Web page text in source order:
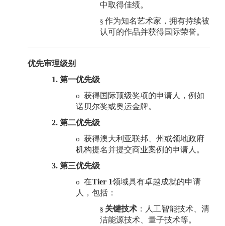
中取得佳绩。
§ 作为知名艺术家，拥有持续被
认可的作品并获得国际荣誉。
优先审理级别
1. 第一优先级
o 获得国际顶级奖项的申请人，例如
诺贝尔奖或奥运金牌。
2. 第二优先级
o 获得澳大利亚联邦、州或领地政府
机构提名并提交商业案例的申请人。
3. 第三优先级
o 在Tier 1领域具有卓越成就的申请
人，包括：
§ 关键技术 ：人工智能技术、清
洁能源技术、量子技术等。